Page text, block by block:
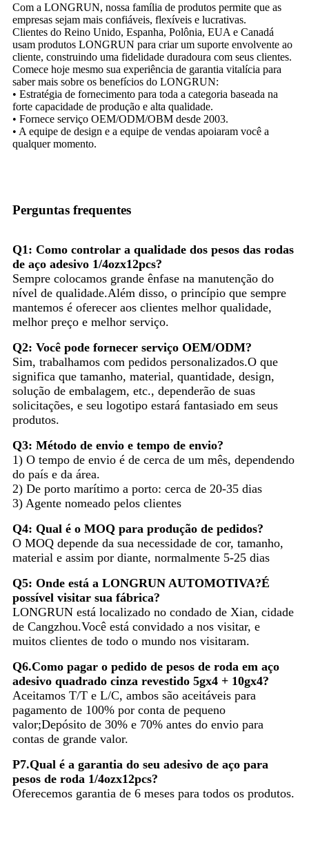
Com a LONGRUN, nossa família de produtos permite que as
empresas sejam mais confiáveis, flexíveis e lucrativas.
Clientes do Reino Unido, Espanha, Polônia, EUA e Canadá
usam produtos LONGRUN para criar um suporte envolvente ao
cliente, construindo uma fidelidade duradoura com seus clientes.
Comece hoje mesmo sua experiência de garantia vitalícia para
saber mais sobre os benefícios do LONGRUN:
• Estratégia de fornecimento para toda a categoria baseada na
forte capacidade de produção e alta qualidade.
• Fornece serviço OEM/ODM/OBM desde 2003.​​​​​​​
• A equipe de design e a equipe de vendas apoiaram você a
qualquer momento.
Perguntas frequentes
Q1: Como controlar a qualidade dos pesos das rodas
de aço adesivo 1/4ozx12pcs?
Sempre colocamos grande ênfase na manutenção do
nível de qualidade.Além disso, o princípio que sempre
mantemos é oferecer aos clientes melhor qualidade,
melhor preço e melhor serviço.
Q2: Você pode fornecer serviço OEM/ODM?
Sim, trabalhamos com pedidos personalizados.O que
significa que tamanho, material, quantidade, design,
solução de embalagem, etc., dependerão de suas
solicitações, e seu logotipo estará fantasiado em seus
produtos.
Q3: Método de envio e tempo de envio?
1) O tempo de envio é de cerca de um mês, dependendo
do país e da área.
2) De porto marítimo a porto: cerca de 20-35 dias
3) Agente nomeado pelos clientes
Q4: Qual é o MOQ para produção de pedidos?
O MOQ depende da sua necessidade de cor, tamanho,
material e assim por diante, normalmente 5-25 dias
Q5: Onde está a LONGRUN AUTOMOTIVA?É
possível visitar sua fábrica?
LONGRUN está localizado no condado de Xian, cidade
de Cangzhou.Você está convidado a nos visitar, e
muitos clientes de todo o mundo nos visitaram.
Q6.Como pagar o pedido de pesos de roda em aço
adesivo quadrado cinza revestido 5gx4 + 10gx4?
Aceitamos T/T e L/C, ambos são aceitáveis ​​para
pagamento de 100% por conta de pequeno
valor;Depósito de 30% e 70% antes do envio para
contas de grande valor.
P7.Qual é a garantia do seu adesivo de aço para
pesos de roda 1/4ozx12pcs?
Oferecemos garantia de 6 meses para todos os produtos.